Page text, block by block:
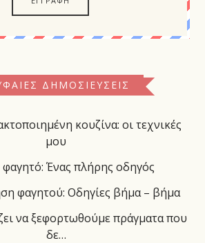
ΔΗΜΟΣΙΕΎΣΕΙΣ
κουζίνα: οι τεχνικές
μου
Ένας πλήρης οδηγός
φαγητού: Οδηγίες βήμα – βήμα
να ξεφορτωθούμε πράγματα που
δε…